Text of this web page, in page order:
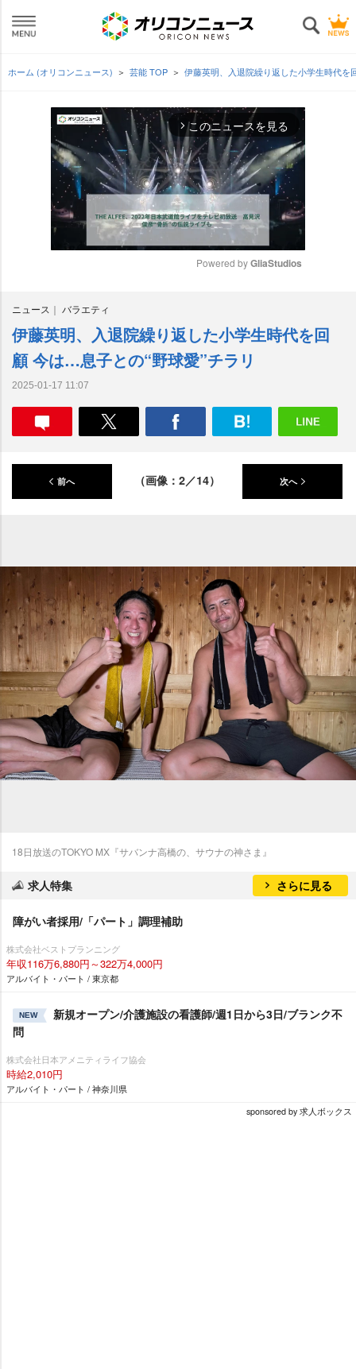
ホーム (オリコンニュース) 芸能 TOP 伊藤英明、入退院繰り返した小学生時代
arrow_forward_ios このニュースを見る
e
Powered by GliaStudios
ニュース バラエティ
伊藤英明、入退院繰り返した小学生時代を回
顧 今は…息子との“野球愛”チラリ
2025-01-17 11:07
前へ （画像：2／14） 次へ
18日放送のTOKYO MX『サバンナ高橋の、サウナの神さま』
求人特集 さらに見る
障がい者採用/「パート」調理補助
株式会社ベストプランニング
年収116万6,880円～322万4,000円
アルバイト・パート / 東京都
NEW
新規オープン/介護施設の看護師/週1日から3日/ブランク不
問
株式会社日本アメニティライフ協会
時給2,010円
アルバイト・パート / 神奈川県
sponsored by 求人ボックス